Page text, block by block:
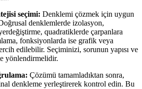
seçimi: Denklemi çözmek için uygun
denklemlerde izolasyon,
quadratiklerde çarpanlara
fonksiyonlarda ise grafik veya
edilebilir. Seçiminizi, sorunun yapısı ve
yönlendirmelidir.
Çözümü tamamladıktan sonra,
denkleme yerleştirerek kontrol edin. Bu